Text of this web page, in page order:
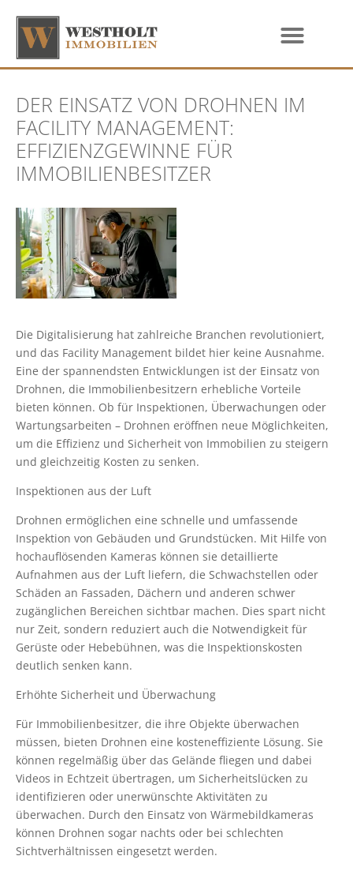
DER EINSATZ VON DROHNEN IM
FACILITY MANAGEMENT:
EFFIZIENZGEWINNE FÜR
IMMOBILIENBESITZER
Die Digitalisierung hat zahlreiche Branchen revolutioniert,
und das Facility Management bildet hier keine Ausnahme.
Eine der spannendsten Entwicklungen ist der Einsatz von
Drohnen, die Immobilienbesitzern erhebliche Vorteile
bieten können. Ob für Inspektionen, Überwachungen oder
Wartungsarbeiten – Drohnen eröffnen neue Möglichkeiten,
um die Effizienz und Sicherheit von Immobilien zu steigern
und gleichzeitig Kosten zu senken.
Inspektionen aus der Luft
Drohnen ermöglichen eine schnelle und umfassende
Inspektion von Gebäuden und Grundstücken. Mit Hilfe von
hochauflösenden Kameras können sie detaillierte
Aufnahmen aus der Luft liefern, die Schwachstellen oder
Schäden an Fassaden, Dächern und anderen schwer
zugänglichen Bereichen sichtbar machen. Dies spart nicht
nur Zeit, sondern reduziert auch die Notwendigkeit für
Gerüste oder Hebebühnen, was die Inspektionskosten
deutlich senken kann.
Erhöhte Sicherheit und Überwachung
Für Immobilienbesitzer, die ihre Objekte überwachen
müssen, bieten Drohnen eine kosteneffiziente Lösung. Sie
können regelmäßig über das Gelände fliegen und dabei
Videos in Echtzeit übertragen, um Sicherheitslücken zu
identifizieren oder unerwünschte Aktivitäten zu
überwachen. Durch den Einsatz von Wärmebildkameras
können Drohnen sogar nachts oder bei schlechten
Sichtverhältnissen eingesetzt werden.